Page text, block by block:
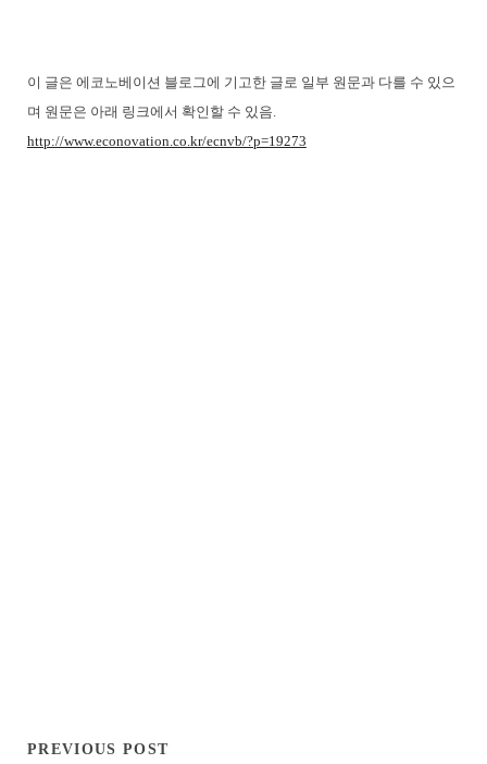
이 글은 에코노베이션 블로그에 기고한 글로 일부 원문과 다를 수 있으
며 원문은 아래 링크에서 확인할 수 있음.
http://www.econovation.co.kr/ecnvb/?p=19273
PREVIOUS POST